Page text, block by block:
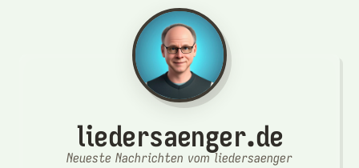
liedersaenger.de
Neueste Nachrichten vom liedersaenger